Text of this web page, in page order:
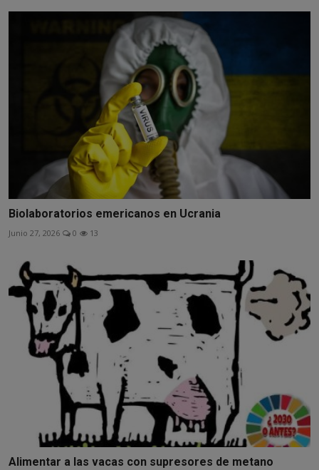
Biolaboratorios emericanos en Ucrania
Junio 27, 2026 0 13
Alimentar a las vacas con supresores de metano